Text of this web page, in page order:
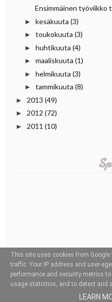
Ensimmäinen työviikko
► kesäkuuta (3)
► toukokuuta (3)
► huhtikuuta (4)
► maaliskuuta (1)
► helmikuuta (3)
► tammikuuta (8)
► 2013 (49)
► 2012 (72)
► 2011 (10)
This site uses cookies from
traffic. Your IP address and user-
performance and security metrics
usage statistics, and to detect and
LEARN